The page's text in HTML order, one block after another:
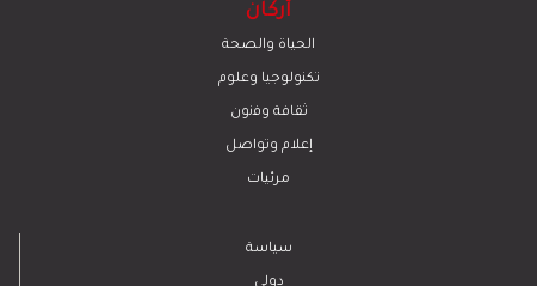
أركان
الحياة والصحة
تكنولوجيا وعلوم
ﺛﻘﺎﻓﺔ وﻓﻧون
إعلام وتواصل
مرئيات
سياسة